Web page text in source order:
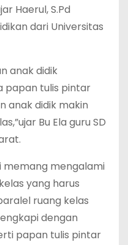
Haerul, S.Pd
dari Universitas
anak didik
papan tulis pintar
anak didik makin
Bu Ela guru SD
memang mengalami
yang harus
ruang kelas
dengan
papan tulis pintar